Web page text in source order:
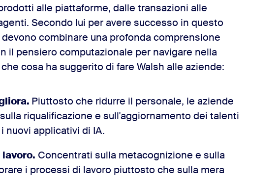
alle piattaforme, dalle transazioni alle
Secondo lui per avere successo in questo
combinare una profonda comprensione
il pensiero computazionale per navigare nella
cosa ha suggerito di fare Walsh alle aziende:
Piuttosto che ridurre il personale, le aziende
riqualificazione e sull'aggiornamento dei talenti
nuovi applicativi di IA.
Concentrati sulla metacognizione e sulla
i processi di lavoro piuttosto che sulla mera